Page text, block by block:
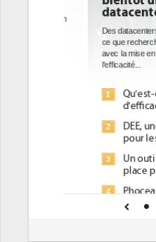
datacenters
Des datacenters
ce que recherchent
avec la mise en
l'efficacité...
Qu'est-ce
d'efficacité
DEE, une
pour les
Un
place pour
Phocea DC
Interview de
président